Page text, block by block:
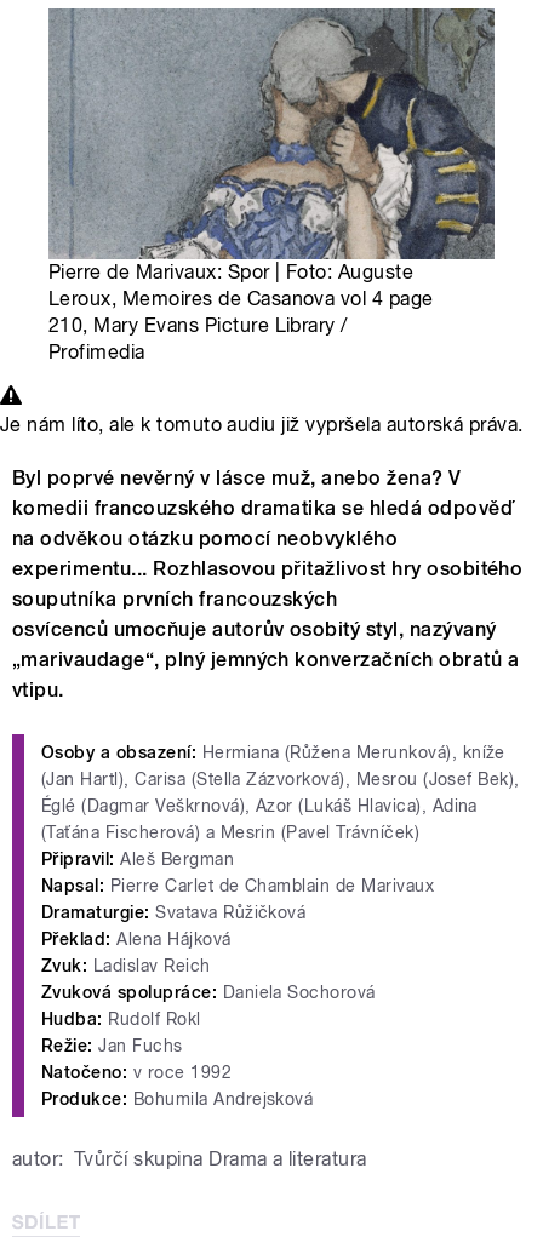
Pierre de Marivaux: Spor | Foto: Auguste
Leroux, Memoires de Casanova vol 4 page
210, Mary Evans Picture Library /
Profimedia
Je nám líto, ale k tomuto audiu již vypršela autorská práva.
Byl poprvé nevěrný v lásce muž, anebo žena? V
komedii francouzského dramatika se hledá odpověď
na odvěkou otázku pomocí neobvyklého
experimentu... Rozhlasovou přitažlivost hry osobitého
souputníka prvních francouzských
osvícenců umocňuje autorův osobitý styl, nazývaný
„marivaudage“, plný jemných konverzačních obratů a
vtipu.
Osoby a obsazení: Hermiana (Růžena Merunková), kníže
(Jan Hartl), Carisa (Stella Zázvorková), Mesrou (Josef Bek),
Églé (Dagmar Veškrnová), Azor (Lukáš Hlavica), Adina
(Taťána Fischerová) a Mesrin (Pavel Trávníček)
Připravil: Aleš Bergman
Napsal: Pierre Carlet de Chamblain de Marivaux
Dramaturgie: Svatava Růžičková
Překlad: Alena Hájková
Zvuk: Ladislav Reich
Zvuková spolupráce: Daniela Sochorová
Hudba: Rudolf Rokl
Režie: Jan Fuchs
Natočeno: v roce 1992
Produkce: Bohumila Andrejsková
autor: Tvůrčí skupina Drama a literatura